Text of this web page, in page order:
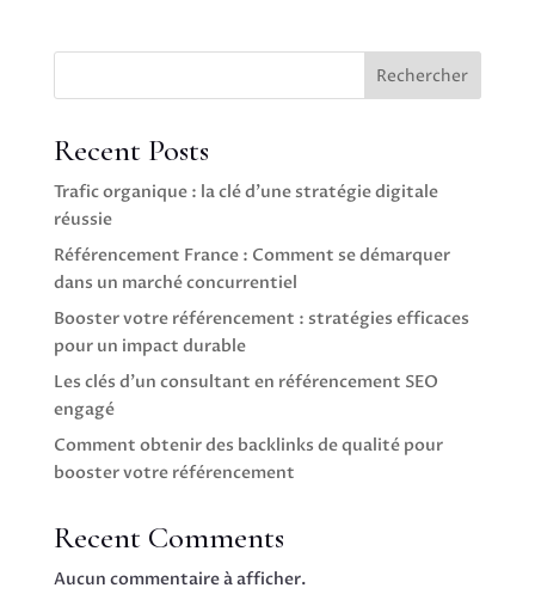
Rechercher
Recent Posts
Trafic organique : la clé d’une stratégie digitale
réussie
Référencement France : Comment se démarquer
dans un marché concurrentiel
Booster votre référencement : stratégies efficaces
pour un impact durable
Les clés d’un consultant en référencement SEO
engagé
Comment obtenir des backlinks de qualité pour
booster votre référencement
Recent Comments
Aucun commentaire à afficher.